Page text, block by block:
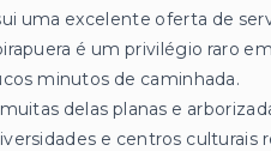
uma excelente oferta de
é um privilégio raro
minutos de caminhada.
delas planas e
e centros